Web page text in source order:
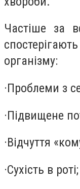
Частіше за
організму:
·Проблеми з
·Підвищене
·Відчуття
·Сухість в роті;